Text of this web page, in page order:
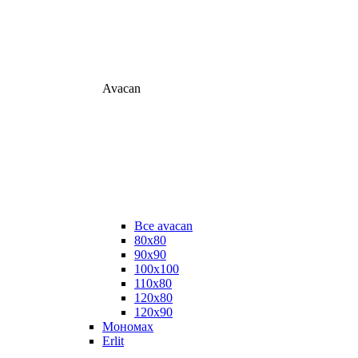
Avacan
Все avacan
80х80
90х90
100х100
110х80
120х80
120х90
Мономах
Erlit